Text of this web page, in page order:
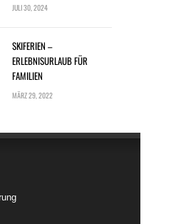
JULI 30, 2024
SKIFERIEN –
ERLEBNISURLAUB FÜR
FAMILIEN
MÄRZ 29, 2022